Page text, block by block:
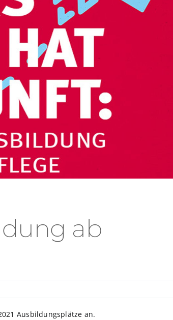
ab
Ausbildungsplätze an.